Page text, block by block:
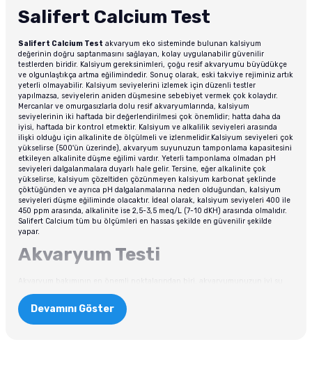
Salifert Calcium Test
Salifert Calcium Test akvaryum eko sisteminde bulunan kalsiyum
değerinin doğru saptanmasını sağlayan, kolay uygulanabilir güvenilir
testlerden biridir. Kalsiyum gereksinimleri, çoğu resif akvaryumu büyüdükçe
ve olgunlaştıkça artma eğilimindedir. Sonuç olarak, eski takviye rejiminiz artık
yeterli olmayabilir. Kalsiyum seviyelerini izlemek için düzenli testler
yapılmazsa, seviyelerin aniden düşmesine sebebiyet vermek çok kolaydır.
Mercanlar ve omurgasızlarla dolu resif akvaryumlarında, kalsiyum
seviyelerinin iki haftada bir değerlendirilmesi çok önemlidir; hatta daha da
iyisi, haftada bir kontrol etmektir. Kalsiyum ve alkalilik seviyeleri arasında
ilişki olduğu için alkalinite de ölçülmeli ve izlenmelidir.Kalsiyum seviyeleri çok
yükselirse (500'ün üzerinde), akvaryum suyunuzun tamponlama kapasitesini
etkileyen alkalinite düşme eğilimi vardır. Yeterli tamponlama olmadan pH
seviyeleri dalgalanmalara duyarlı hale gelir. Tersine, eğer alkalinite çok
yükselirse, kalsiyum çözeltiden çözünmeyen kalsiyum karbonat şeklinde
çöktüğünden ve ayrıca pH dalgalanmalarına neden olduğundan, kalsiyum
seviyeleri düşme eğiliminde olacaktır. İdeal olarak, kalsiyum seviyeleri 400 ile
450 ppm arasında, alkalinite ise 2,5-3,5 meq/L (7-10 dKH) arasında olmalıdır.
Salifert Calcium tüm bu ölçümleri en hassas şekilde en güvenilir şekilde
yapar.
Akvaryum Testi
zor olabilir. Aslında akvaryum bakımının en zor görevlerinden biridir. Bir
akvaryumun su kimyası, akvaryum içindeki tüm su yaşamının sağlığı için
önemlidir. Su kalitesi bakımının üç ana adımı vardır: filtre bakımı, su değişimi
Devamını Göster